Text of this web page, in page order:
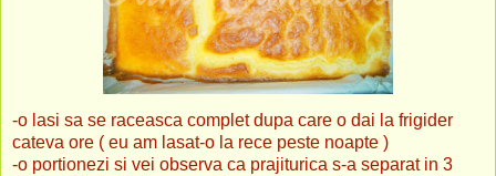
-o lasi sa se raceasca complet dupa care o dai la frigider
cateva ore ( eu am lasat-o la rece peste noapte )
-o portionezi si vei observa ca prajiturica s-a separat in 3